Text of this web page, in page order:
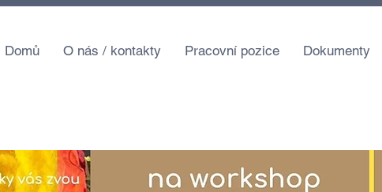
Domů O nás / kontakty Pracovní pozice Dokumenty